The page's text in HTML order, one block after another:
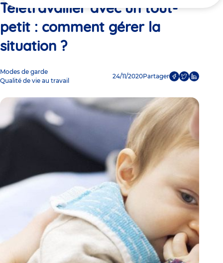
ici
Télétravailler avec un tout-
petit : comment gérer la
situation ?
Modes de garde
Qualité de vie au travail
24/11/2020Partager